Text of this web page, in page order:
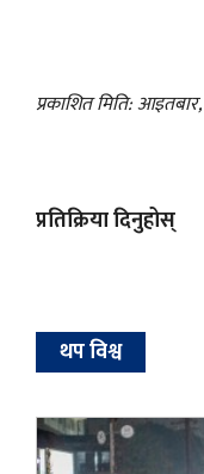
प्रकाशित मिति:
प्रतिक्रिया दिनुहोस्
थप विश्व